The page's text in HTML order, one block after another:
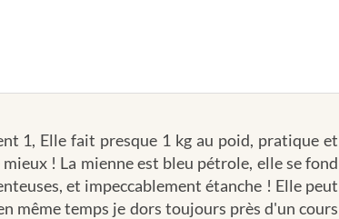
1, Elle fait presque 1 kg au poid, pratique et
! La mienne est bleu pétrole, elle se fond
et impeccablement étanche ! Elle peut
même temps je dors toujours près d'un cours